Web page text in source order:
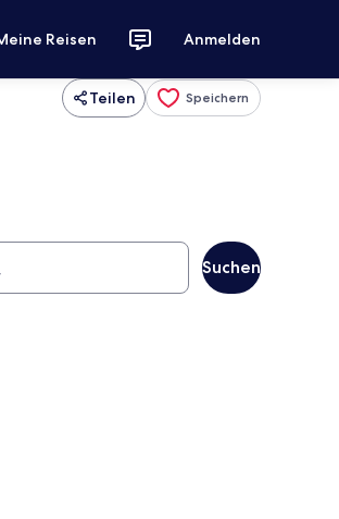
Reisen Anmelden
Teilen Speichern
Suchen